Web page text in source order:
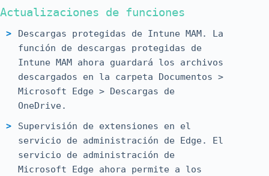
Actualizaciones de funciones
Descargas protegidas de Intune MAM. La
función de descargas protegidas de
Intune MAM ahora guardará los archivos
descargados en la carpeta Documentos >
Microsoft Edge > Descargas de
OneDrive.
Supervisión de extensiones en el
servicio de administración de Edge. El
servicio de administración de
Microsoft Edge ahora permite a los